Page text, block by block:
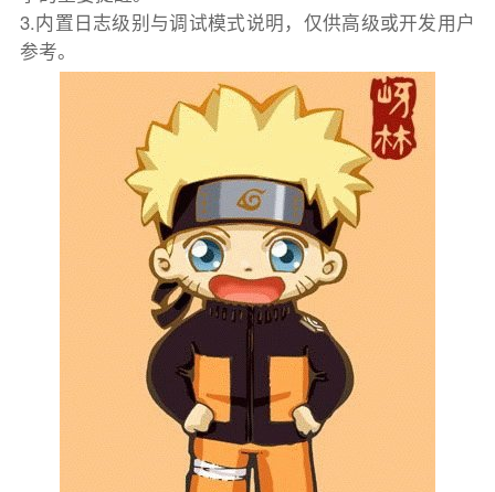
3.内置日志级别与调试模式说明，仅供高级或开发用户
参考。